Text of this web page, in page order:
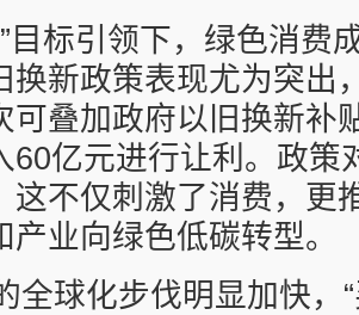
目标引领下，绿色消费
换新政策表现尤为突出
可叠加政府以旧换新补
60亿元进行让利。政策
这不仅刺激了消费，更
产业向绿色低碳转型。
全球化步伐明显加快，